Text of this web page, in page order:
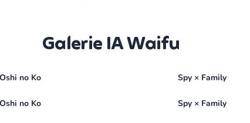
Galerie IA Waifu
Oshi no Ko Spy × Family
Oshi no Ko Spy × Family